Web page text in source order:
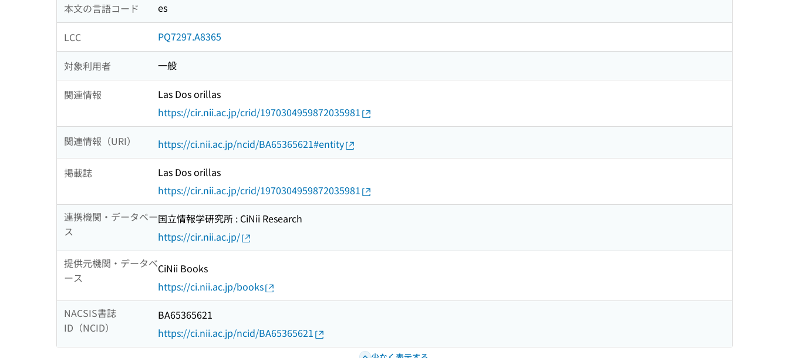
本文の言語コード es
LCC PQ7297.A8365
対象利用者 一般
関連情報
Las Dos orillas
https://cir.nii.ac.jp/crid/1970304959872035981
関連情報（URI） https://ci.nii.ac.jp/ncid/BA65365621#entity
掲載誌
Las Dos orillas
https://cir.nii.ac.jp/crid/1970304959872035981
連携機関・データベー
ス
国立情報学研究所 : CiNii Research
https://cir.nii.ac.jp/
提供元機関・データベ
ース
CiNii Books
https://ci.nii.ac.jp/books
NACSIS書誌
ID（NCID）
BA65365621
https://ci.nii.ac.jp/ncid/BA65365621